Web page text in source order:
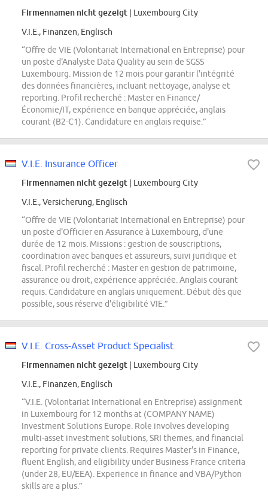
Firmennamen nicht gezeigt | Luxembourg City
V.I.E., Finanzen, Englisch
“Offre de VIE (Volontariat International en Entreprise) pour
un poste d'Analyste Data Quality au sein de SGSS
Luxembourg. Mission de 12 mois pour garantir l'intégrité
des données financières, incluant nettoyage, analyse et
reporting. Profil recherché : Master en Finance/
Économie/IT, expérience en banque appréciée, anglais
courant (B2-C1). Candidature en anglais requise.”
V.I.E. Insurance Officer
Firmennamen nicht gezeigt | Luxembourg City
V.I.E., Versicherung, Englisch
“Offre de VIE (Volontariat International en Entreprise) pour
un poste d'Officier en Assurance à Luxembourg, d'une
durée de 12 mois. Missions : gestion de souscriptions,
coordination avec banques et assureurs, suivi juridique et
fiscal. Profil recherché : Master en gestion de patrimoine,
assurance ou droit, expérience appréciée. Anglais courant
requis. Candidature en anglais uniquement. Début dès que
possible, sous réserve d'éligibilité VIE.”
V.I.E. Cross-Asset Product Specialist
Firmennamen nicht gezeigt | Luxembourg City
V.I.E., Finanzen, Englisch
“V.I.E. (Volontariat International en Entreprise) assignment
in Luxembourg for 12 months at (COMPANY NAME)
Investment Solutions Europe. Role involves developing
multi-asset investment solutions, SRI themes, and financial
reporting for private clients. Requires Master's in Finance,
fluent English, and eligibility under Business France criteria
(under 28, EU/EEA). Experience in finance and VBA/Python
skills are a plus.”